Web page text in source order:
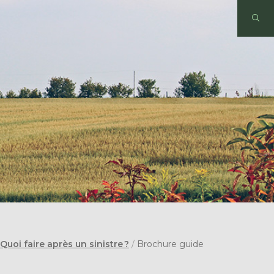
faire après un sinistre ? / Brochure guide